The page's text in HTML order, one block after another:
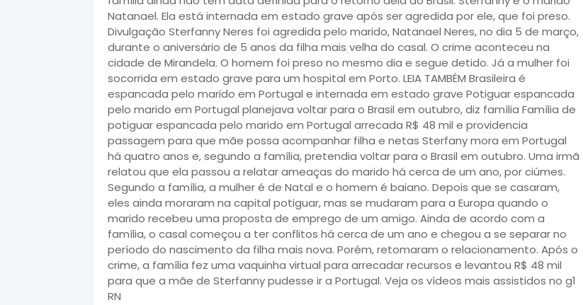
Natanael. Ela está internada em estado grave após ser agredida por ele, que foi preso.
Divulgação Sterfanny Neres foi agredida pelo marido, Natanael Neres, no dia 5 de março,
durante o aniversário de 5 anos da filha mais velha do casal. O crime aconteceu na
cidade de Mirandela. O homem foi preso no mesmo dia e segue detido. Já a mulher foi
socorrida em estado grave para um hospital em Porto. LEIA TAMBÉM Brasileira é
espancada pelo marido em Portugal e internada em estado grave Potiguar espancada
pelo marido em Portugal planejava voltar para o Brasil em outubro, diz família Família de
potiguar espancada pelo marido em Portugal arrecada R$ 48 mil e providencia
passagem para que mãe possa acompanhar filha e netas Sterfany mora em Portugal
há quatro anos e, segundo a família, pretendia voltar para o Brasil em outubro. Uma irmã
relatou que ela passou a relatar ameaças do marido há cerca de um ano, por ciúmes.
Segundo a família, a mulher é de Natal e o homem é baiano. Depois que se casaram,
eles ainda moraram na capital potiguar, mas se mudaram para a Europa quando o
marido recebeu uma proposta de emprego de um amigo. Ainda de acordo com a
família, o casal começou a ter conflitos há cerca de um ano e chegou a se separar no
período do nascimento da filha mais nova. Porém, retomaram o relacionamento. Após o
crime, a família fez uma vaquinha virtual para arrecadar recursos e levantou R$ 48 mil
para que a mãe de Sterfanny pudesse ir a Portugal. Veja os vídeos mais assistidos no g1
RN